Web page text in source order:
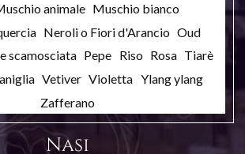
animale Muschio bianco
Neroli o Fiori d'Arancio Oud
scamosciata Pepe Riso Rosa Tiarè
Vetiver Violetta Ylang ylang
Zafferano
Nasi